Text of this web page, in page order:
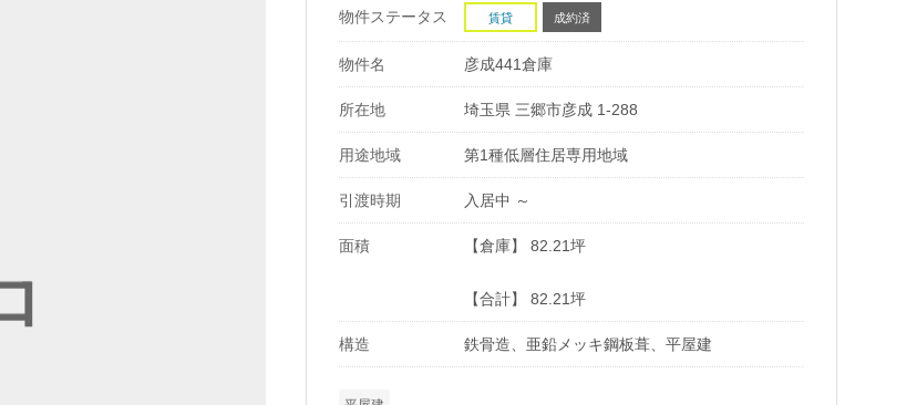
物件ステータス 賃貸 成約済
物件名 彦成441倉庫
所在地 埼玉県 三郷市彦成 1-288
用途地域 第1種低層住居専用地域
引渡時期 入居中 ～
面積 【倉庫】 82.21坪
【合計】 82.21坪
構造 鉄骨造、亜鉛メッキ鋼板葺、平屋建